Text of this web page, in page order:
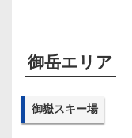
御岳エリア
御嶽スキー場